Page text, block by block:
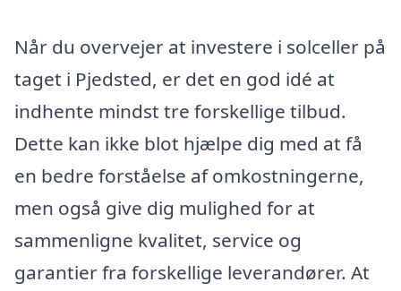
Når du overvejer at investere i solceller på
taget i Pjedsted, er det en god idé at
indhente mindst tre forskellige tilbud.
Dette kan ikke blot hjælpe dig med at få
en bedre forståelse af omkostningerne,
men også give dig mulighed for at
sammenligne kvalitet, service og
garantier fra forskellige leverandører. At